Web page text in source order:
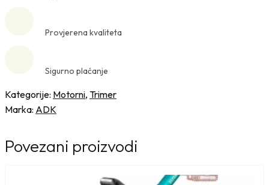
e
r
4
Provjerena kvaliteta
Sigurno plaćanje
Kategorije: Motorni, Trimer
Marka: ADK
Povezani proizvodi